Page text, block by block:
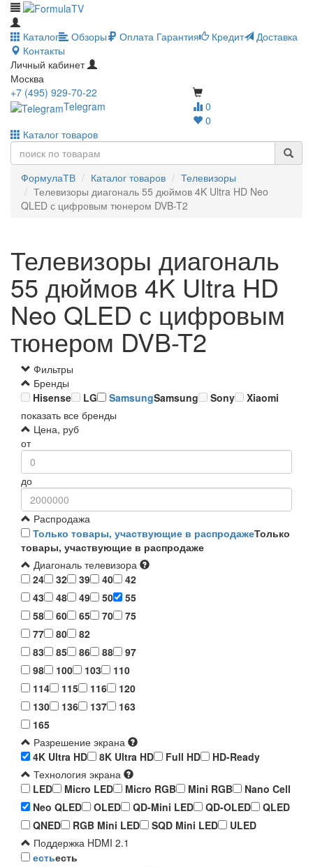
Каталог Обзоры Оплата Гарантия Кредит
Доставка
Контакты
Личный кабинет
Москва
0
0
+7 (495) 929-70-22
Telegram
Каталог товаров
ФормулаТВ Каталог товаров
Телевизоры
Телевизоры диагональ 55 дюймов 4K Ultra HD Neo
QLED с цифровым тюнером DVB-T2
Телевизоры диагональ
55 дюймов 4K Ultra HD
Neo QLED с цифровым
тюнером DVB-T2
Фильтры
Бренды
Hisense
LG SamsungSamsung Sony
Xiaomi
показать все бренды
Цена, руб
от
до
Распродажа
Только товары, участвующие в распродажеТолько
товары, участвующие в распродаже
Диагональ телевизора
24
32 39 40
42
43
48 49 50
55
58
60 65 70
75
77
80
82
83
85 86 88
97
98
100 103
110
114
115 116
120
130
136 137
163
165
Разрешение экрана
4K Ultra HD
8K Ultra HD Full HD
HD-Ready
Технология экрана
LED
Micro LED Micro RGB Mini RGB
Nano Cell
Neo QLED
OLED QD-Mini LED QD-OLED
QLED
QNED
RGB Mini LED SQD Mini LED
ULED
Поддержка HDMI 2.1
естьесть